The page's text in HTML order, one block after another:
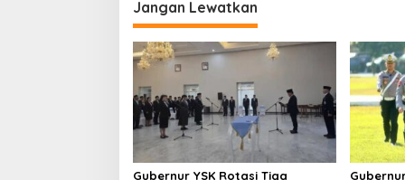
Jangan Lewatkan
Gubernur YSK Rotasi Tiga